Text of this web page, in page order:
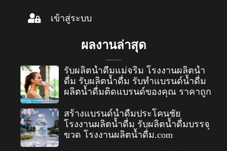
เข้าสู่ระบบ
ผลงานล่าสุด
รับผลิตน้ำดื่มแม่จริม โรงงานผลิตน้ำ
ดื่ม รับผลิตน้ำดื่ม รับทำแบรนด์น้ำดื่ม
ผลิตน้ำดื่มติดแบรนด์ของคุณ ราคาถูก
สร้างแบรนด์น้ำดื่มประโคนชัย
โรงงานผลิตน้ำดื่ม รับผลิตน้ำดื่มบรรจุ
ขวด โรงงานผลิตน้ำดื่ม.com